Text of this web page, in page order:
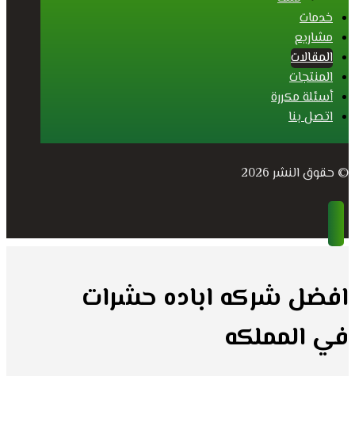
خدمات
مشاريع
المقالات
المنتجات
أسئلة مكررة
اتصل بنا
© حقوق النشر 2026
افضل شركه اباده حشرات
في المملكه